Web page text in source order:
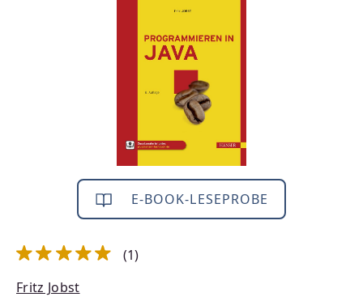
E-BOOK-LESEPROBE
(1)
Fritz Jobst